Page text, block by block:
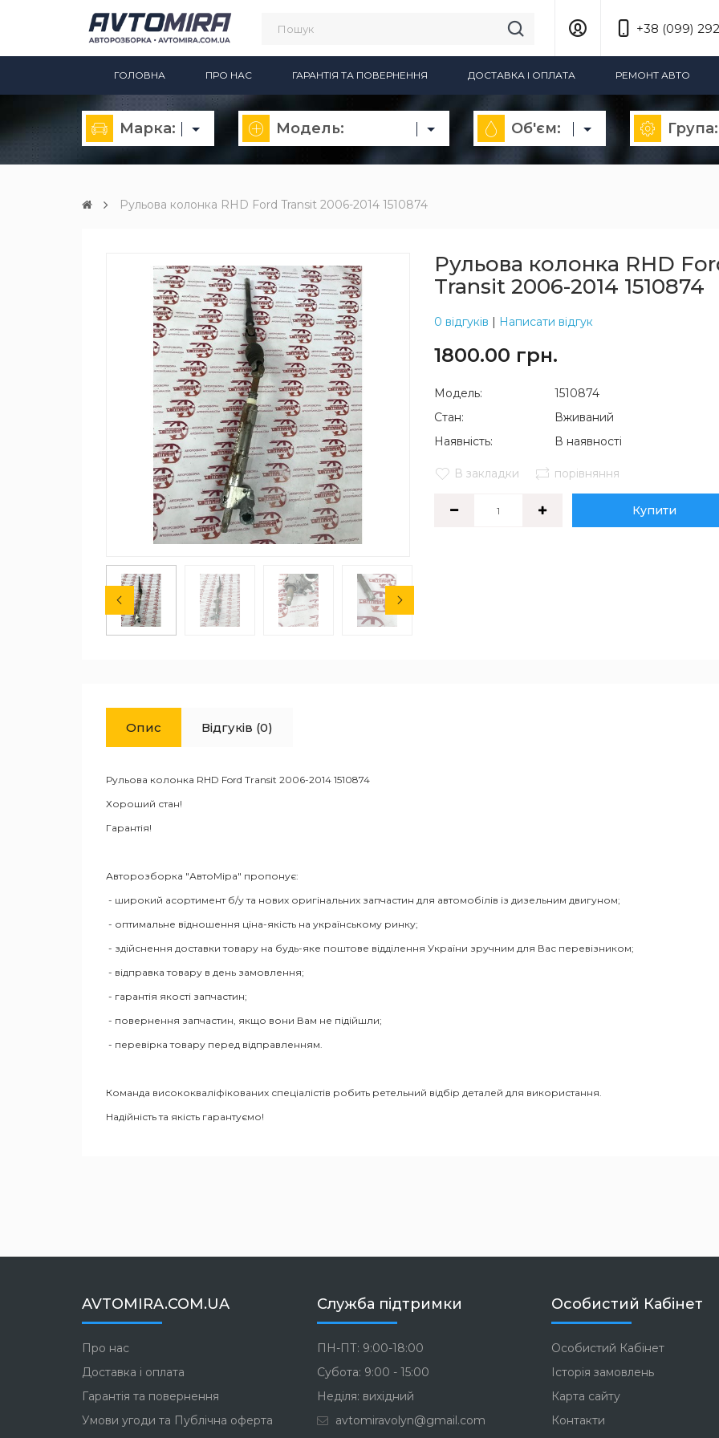
+38 (099) 292
ГОЛОВНА ПРО НАС ГАРАНТІЯ ТА ПОВЕРНЕННЯ ДОСТАВКА І ОПЛАТА РЕМОНТ АВТО
Марка: Модель: Об'єм: Група:
Рульова колонка RHD Ford Transit 2006-2014 1510874
Рульова колонка RHD
Transit 2006-2014 1510874
0 відгуків | Написати відгук
1800.00 грн.
Модель:
1510874
Стан:
Вживаний
Наявність:
В наявності
В закладки порівняння
Купити
Опис Відгуків (0)
Рульова колонка RHD Ford Transit 2006-2014 1510874
Хороший стан!
Гарантія!
Авторозборка "АвтоМіра" пропонує:
- широкий асортимент б/у та нових оригінальних запчастин для автомобілів із дизельним двигуном;
- оптимальне відношення ціна-якість на українському ринку;
- здійснення доставки товару на будь-яке поштове відділення України зручним для Вас перевізником;
- відправка товару в день замовлення;
- гарантія якості запчастин;
- повернення запчастин, якщо вони Вам не підійшли;
- перевірка товару перед відправленням.
Команда висококваліфікованих спеціалістів робить ретельний відбір деталей для використання.
Надійність та якість гарантуємо!
AVTOMIRA.COM.UA
Про нас
Доставка і оплата
Гарантія та повернення
Умови угоди та Публічна оферта
Служба підтримки
ПН-ПТ: 9:00-18:00
Субота: 9:00 - 15:00
Неділя: вихідний
avtomiravolyn@gmail.com
Особистий Кабінет
Особистий Кабінет
Історія замовлень
Карта сайту
Контакти